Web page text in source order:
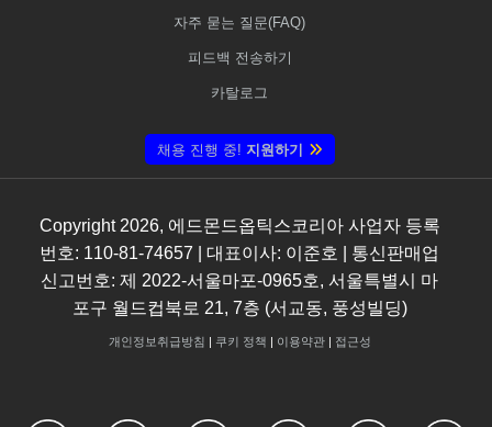
자주 묻는 질문(FAQ)
피드백 전송하기
카탈로그
채용 진행 중! 지원하기
Copyright 2026, 에드몬드옵틱스코리아 사업자 등록
번호: 110-81-74657 | 대표이사: 이준호 | 통신판매업
신고번호: 제 2022-서울마포-0965호, 서울특별시 마
포구 월드컵북로 21, 7층 (서교동, 풍성빌딩)
개인정보취급방침 | 쿠키 정책 | 이용약관| 접근성